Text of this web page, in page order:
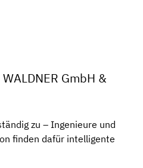
GmbH &
zu – Ingenieure und
finden dafür intelligente